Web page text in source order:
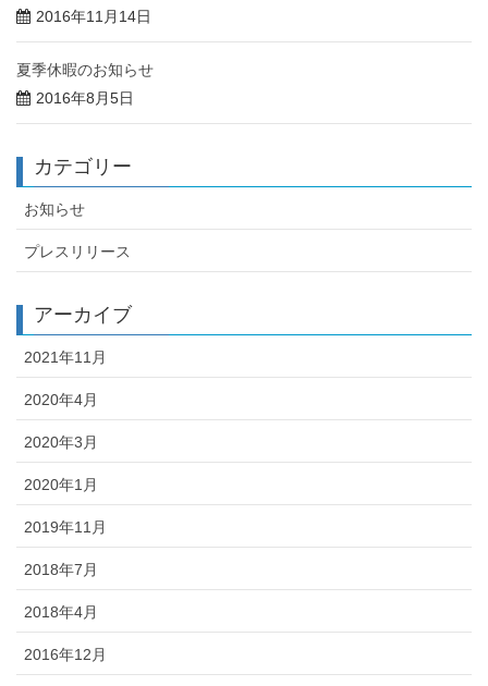
2016年11月14日
夏季休暇のお知らせ
2016年8月5日
カテゴリー
お知らせ
プレスリリース
アーカイブ
2021年11月
2020年4月
2020年3月
2020年1月
2019年11月
2018年7月
2018年4月
2016年12月